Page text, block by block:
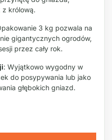
z królową.
3 kg pozwala na
gigantycznych ogrodów,
przez cały rok.
: Wyjątkowo wygodny w
do posypywania lub jako
głębokich gniazd.